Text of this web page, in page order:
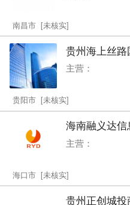
南昌市 [未核实]
贵州海上丝
主营：
贵阳市 [未核实]
海南融义达
主营：
海口市 [未核实]
贵州正创城